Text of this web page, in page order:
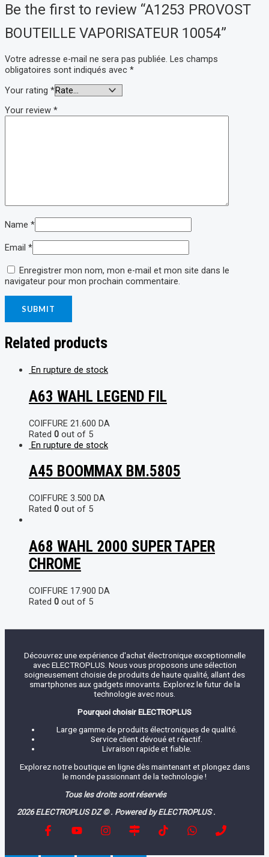
Be the first to review “A1253 PROVOST
BOUTEILLE VAPORISATEUR 10054”
Votre adresse e-mail ne sera pas publiée. Les champs
obligatoires sont indiqués avec *
Your rating *
Your review *
Name *
Email *
Enregistrer mon nom, mon e-mail et mon site dans le
navigateur pour mon prochain commentaire.
Related products
En rupture de stock
A63 WAHL LEGEND FIL
COIFFURE 21.600 DA
Rated 0 out of 5
En rupture de stock
A45 BOOMMAX BM.5805
COIFFURE 3.500 DA
Rated 0 out of 5
A68 WAHL 2000 SUPER TAPER
CHROME
COIFFURE 17.900 DA
Rated 0 out of 5
Découvrez une expérience d'achat électronique exceptionnelle
avec ELECTROPLUS. Nous vous proposons une sélection
soigneusement choisie de produits de haute qualité, allant des
smartphones aux gadgets innovants. Explorez le futur de la
technologie avec nous.
Pourquoi choisir ELECTROPLUS
Large gamme de produits électroniques de qualité.
Service client dévoué et réactif.
Livraison rapide et fiable.
Explorez notre boutique en ligne dès maintenant et plongez dans
le monde passionnant de la technologie !
Tous les droits sont réservés
2026 ELECTROPLUS DZ © . Powered by ELECTROPLUS .